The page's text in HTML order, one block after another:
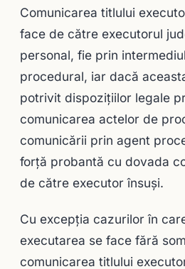
Comunicarea titlului
face de către executorul
personal, fie prin
procedural, iar dacă
potrivit dispoziţiilor legale
comunicarea actelor de
comunicării prin agent
forţă probantă cu dovada
de către executor însuşi.
Cu excepţia cazurilor în
executarea se face fără
comunicarea titlului